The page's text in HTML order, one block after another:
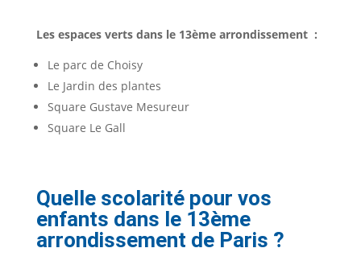
Les espaces verts dans le 13ème arrondissement :
Le parc de Choisy
Le Jardin des plantes
Square Gustave Mesureur
Square Le Gall
Quelle scolarité pour vos
enfants dans le 13ème
arrondissement de Paris ?